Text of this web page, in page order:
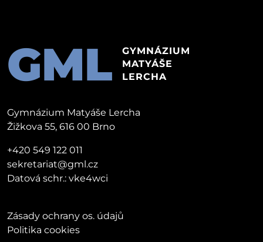
GML
GYMNÁZIUM
MATYÁŠE
LERCHA
Gymnázium Matyáše Lercha
Žižkova 55, 616 00 Brno
+420 549 122 011
sekretariat@gml.cz
Datová schr.: vke4wci
Zásady ochrany os. údajů
Politika cookies